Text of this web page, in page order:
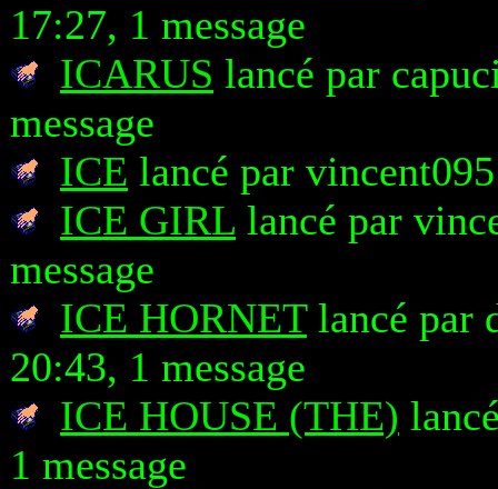
17:27, 1 message
ICARUS lancé par
message
ICE lancé par
ICE GIRL lancé par
message
ICE HORNETlancé par
20:43, 1 message
ICE HOUSE (THE)
1 message